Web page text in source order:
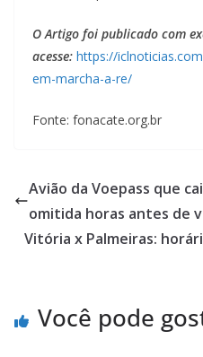
O Artigo foi publicado com
acesse: https://
em-marcha-a-re/
Fonte: fonacate.org.br
Avião da Voepass que
omitida horas antes de
Vitória x Palmeiras:
Você pode